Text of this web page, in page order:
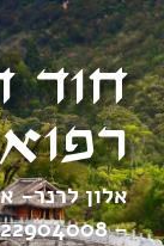
חוד
אלון לרנר-
–